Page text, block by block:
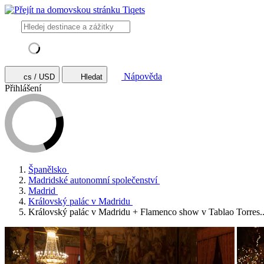
cs / USD Hledat
Nápověda
Přihlášení
Španělsko
Madridské autonomní společenství
Madrid
Královský palác v Madridu
Královský palác v Madridu + Flamenco show v Tablao